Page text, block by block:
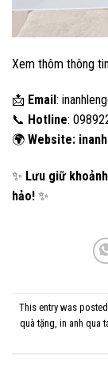
Xem thôm thông
📩 Email :
📞 Hotline:
🌍 Website:
✨ Lưu giữ
hảo! ✨
This entry was
quà tặng in anh qua